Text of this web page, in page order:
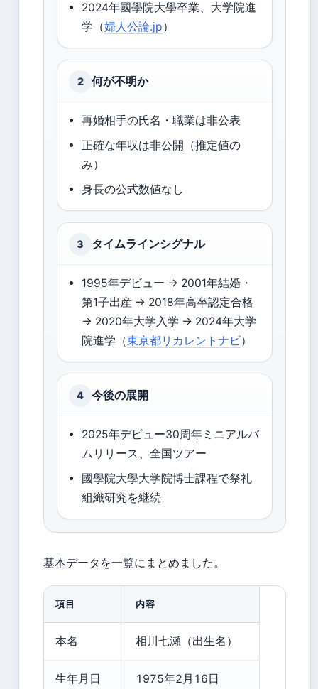
2024年國學院大學卒業、大学院進
学（婦人公論.jp）
2 何が不明か
再婚相手の氏名・職業は非公表
正確な年収は非公開（推定値の
み）
身長の公式数値なし
3 タイムラインシグナル
1995年デビュー → 2001年結婚・
第1子出産 → 2018年高卒認定合格
→ 2020年大学入学 → 2024年大学
院進学（東京都リカレントナビ）
4 今後の展開
2025年デビュー30周年ミニアルバ
ムリリース、全国ツアー
國學院大學大学院博士課程で祭礼
組織研究を継続
基本データを一覧にまとめました。
項目 内容
本名 相川七瀬（出生名）
生年月日 1975年2月16日